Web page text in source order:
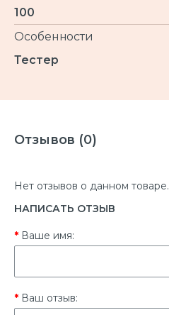
100
Особенности
Тестер
Отзывов (0)
Нет отзывов о данном товаре.
НАПИСАТЬ ОТЗЫВ
Ваше имя:
Ваш отзыв: